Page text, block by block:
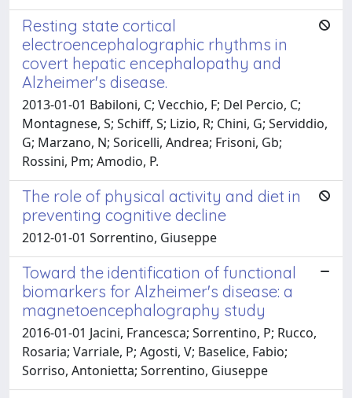
Resting state cortical
electroencephalographic rhythms in
covert hepatic encephalopathy and
Alzheimer's disease.
2013-01-01 Babiloni, C; Vecchio, F; Del Percio, C;
Montagnese, S; Schiff, S; Lizio, R; Chini, G; Serviddio,
G; Marzano, N; Soricelli, Andrea; Frisoni, Gb;
Rossini, Pm; Amodio, P.
The role of physical activity and diet in
preventing cognitive decline
2012-01-01 Sorrentino, Giuseppe
Toward the identification of functional
biomarkers for Alzheimer's disease: a
magnetoencephalography study
2016-01-01 Jacini, Francesca; Sorrentino, P; Rucco,
Rosaria; Varriale, P; Agosti, V; Baselice, Fabio;
Sorriso, Antonietta; Sorrentino, Giuseppe